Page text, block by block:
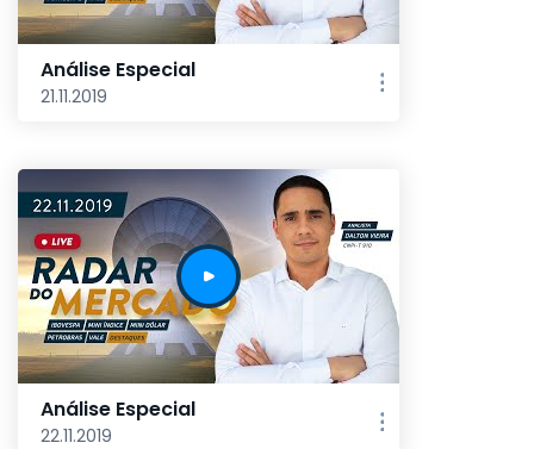
Análise Especial
21.11.2019
Análise Especial
22.11.2019